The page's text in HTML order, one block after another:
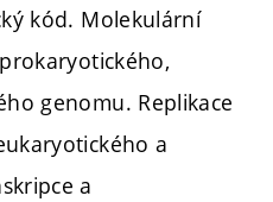
kód. Molekulární
genomu. Replikace
a
a